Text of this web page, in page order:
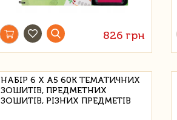
826 грн
НАБІР 6 Х А5 60К ТЕМАТИЧНИХ
ЗОШИТІВ, ПРЕДМЕТНИХ
ЗОШИТІВ, РІЗНИХ ПРЕДМЕТІВ